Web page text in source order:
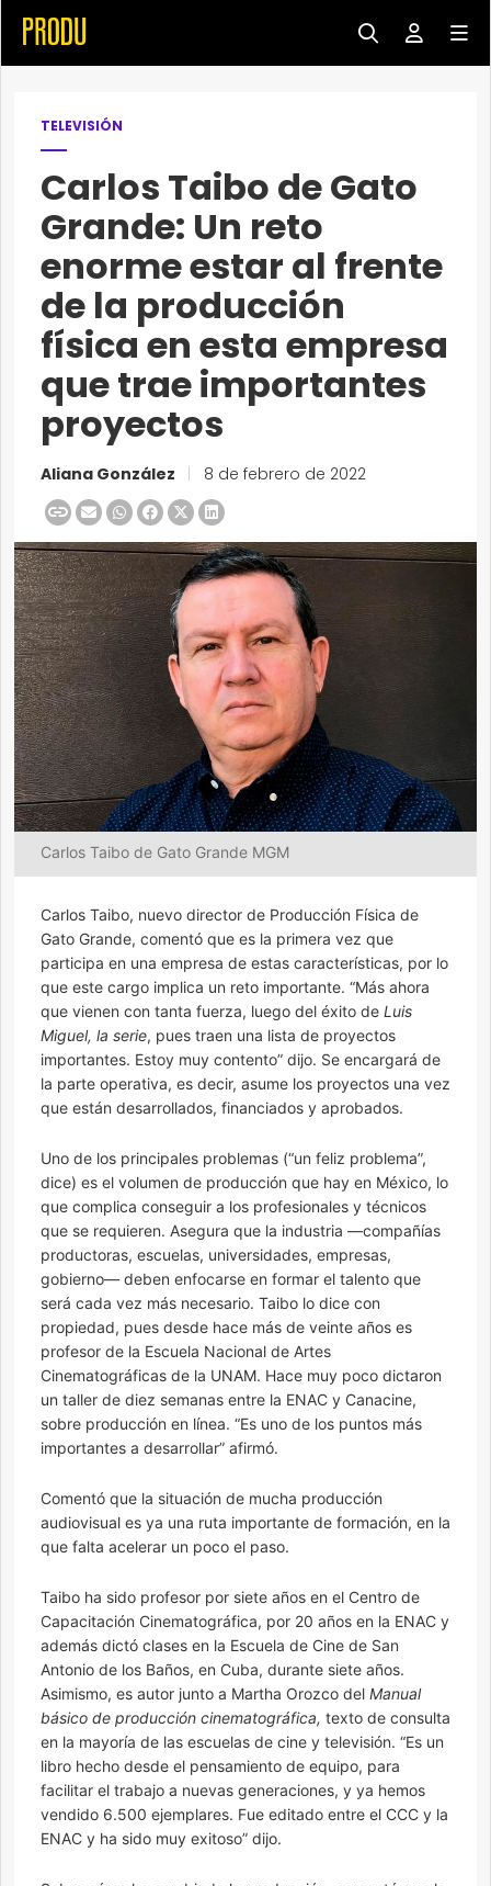
TELEVISIÓN
Carlos Taibo de Gato
Grande: Un reto
enorme estar al frente
de la producción
física en esta empresa
que trae importantes
proyectos
Aliana González 8 de febrero de 2022
Carlos Taibo de Gato Grande MGM
Carlos Taibo, nuevo director de Producción Física de
Gato Grande, comentó que es la primera vez que
participa en una empresa de estas características, por lo
que este cargo implica un reto importante. “Más ahora
que vienen con tanta fuerza, luego del éxito de Luis
Miguel, la serie, pues traen una lista de proyectos
importantes. Estoy muy contento” dijo. Se encargará de
la parte operativa, es decir, asume los proyectos una vez
que están desarrollados, financiados y aprobados.
Uno de los principales problemas (“un feliz problema”,
dice) es el volumen de producción que hay en México, lo
que complica conseguir a los profesionales y técnicos
que se requieren. Asegura que la industria —compañías
productoras, escuelas, universidades, empresas,
gobierno— deben enfocarse en formar el talento que
será cada vez más necesario. Taibo lo dice con
propiedad, pues desde hace más de veinte años es
profesor de la Escuela Nacional de Artes
Cinematográficas de la UNAM. Hace muy poco dictaron
un taller de diez semanas entre la ENAC y Canacine,
sobre producción en línea. “Es uno de los puntos más
importantes a desarrollar” afirmó.
Comentó que la situación de mucha producción
audiovisual es ya una ruta importante de formación, en la
que falta acelerar un poco el paso.
Taibo ha sido profesor por siete años en el Centro de
Capacitación Cinematográfica, por 20 años en la ENAC y
además dictó clases en la Escuela de Cine de San
Antonio de los Baños, en Cuba, durante siete años.
Asimismo, es autor junto a Martha Orozco del Manual
básico de producción cinematográfica, texto de consulta
en la mayoría de las escuelas de cine y televisión. “Es un
libro hecho desde el pensamiento de equipo, para
facilitar el trabajo a nuevas generaciones, y ya hemos
vendido 6.500 ejemplares. Fue editado entre el CCC y la
ENAC y ha sido muy exitoso” dijo.